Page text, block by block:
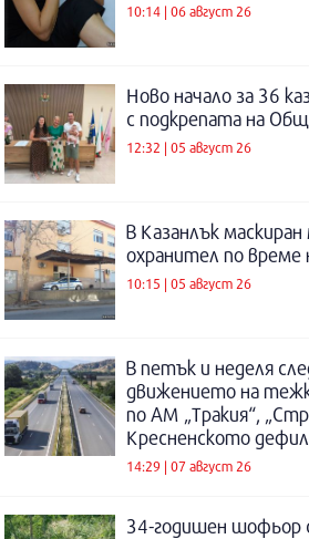
10:14 | 06 август 26
Ново начало за 36
с подкрепата на
12:32 | 05 август 26
В Казанлък
охранител по
10:15 | 05 август 26
В петък и неделя
движението на
по АМ „Тракия“,
Кресненското
14:29 | 07 август 26
34-годишен шофьор